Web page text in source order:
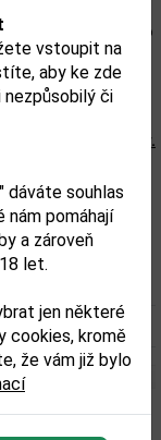
vstoupit na
aby ke zde
či
souhlas
pomáhají
a zároveň
let.
jen některé
cookies, kromě
že vám již bylo
z oblasti Jalisco. Po
čištění, díky
charakter
tequily.
alergeny.
na obalu
0,7